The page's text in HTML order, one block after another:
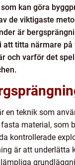
kan göra
de viktigaste
är
att titta närmare på
och varför det
en teknik som
material, som
kontrollerade
är att underlätta